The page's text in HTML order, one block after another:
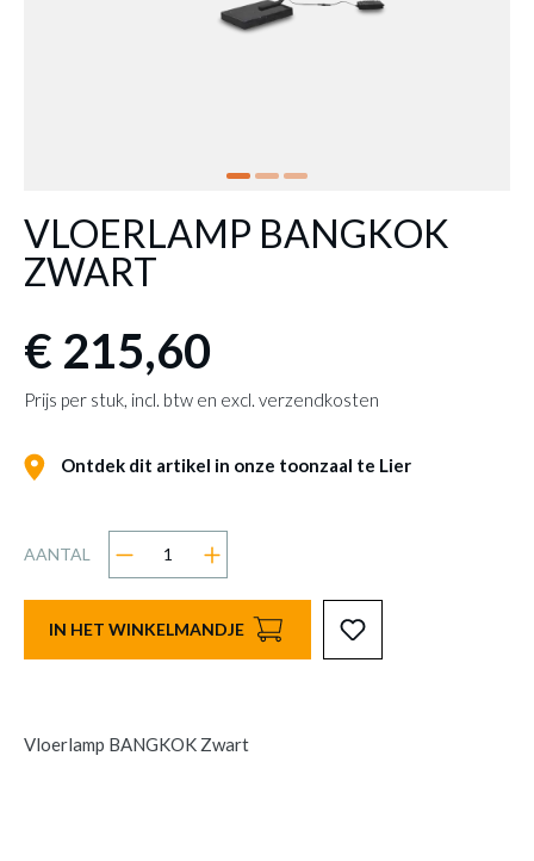
VLOERLAMP BANGKOK
ZWART
€ 215,60
Prijs per stuk, incl. btw en excl. verzendkosten
Ontdek dit artikel in onze toonzaal te Lier
AANTAL
IN HET WINKELMANDJE
Vloerlamp BANGKOK Zwart